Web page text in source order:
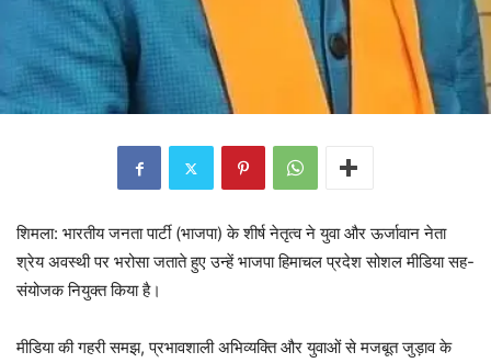
शिमला: भारतीय जनता पार्टी (भाजपा) के शीर्ष नेतृत्व ने युवा और ऊर्जावान नेता
श्रेय अवस्थी पर भरोसा जताते हुए उन्हें भाजपा हिमाचल प्रदेश सोशल मीडिया सह-
संयोजक नियुक्त किया है।
मीडिया की गहरी समझ, प्रभावशाली अभिव्यक्ति और युवाओं से मजबूत जुड़ाव के